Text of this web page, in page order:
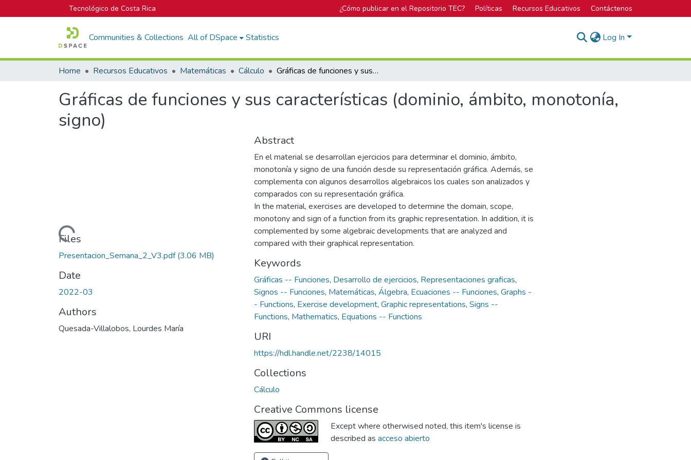
Tecnológico de Costa Rica ¿Cómo publicar en el Repositorio TEC? Políticas Recursos Educativos Contáctenos
Communities & Collections All of DSpace Statistics Log In
Home Recursos Educativos Matemáticas Cálculo Gráficas de funciones y sus características (dominio, ámbito, monotonía, signo)
Gráficas de funciones y sus características (dominio, ámbito, monotonía,
signo)
Loading...
Files
Presentacion_Semana_2_V3.pdf(3.06 MB)
Date
2022-03
Authors
Quesada-Villalobos, Lourdes María
Abstract
En el material se desarrollan ejercicios para determinar el dominio, ámbito,
monotonía y signo de una función desde su representación gráfica. Además, se
complementa con algunos desarrollos algebraicos los cuales son analizados y
comparados con su representación gráfica.
In the material, exercises are developed to determine the domain, scope,
monotony and sign of a function from its graphic representation. In addition, it is
complemented by some algebraic developments that are analyzed and
compared with their graphical representation.
Keywords
Gráficas -- Funciones, Desarrollo de ejercicios, Representaciones graficas,
Signos -- Funciones, Matemáticas, Álgebra, Ecuaciones -- Funciones, Graphs -
- Functions, Exercise development, Graphic representations, Signs --
Functions, Mathematics, Equations -- Functions
URI
https://hdl.handle.net/2238/14015
Collections
Cálculo
Creative Commons license
Except where otherwised noted, this item's license is
described as acceso abierto